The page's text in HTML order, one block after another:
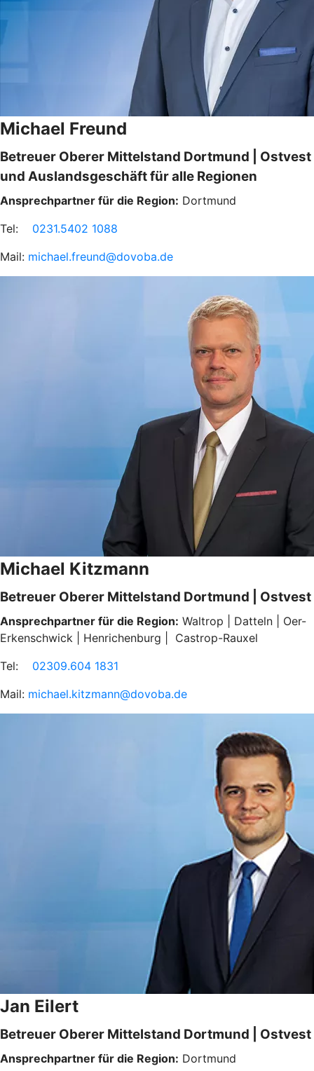
Michael Freund
Betreuer Oberer Mittelstand Dortmund | Ostvest
und Auslandsgeschäft für alle Regionen
Ansprechpartner für die Region: Dortmund
Tel: 0231.5402 1088
Mail: michael.freund@dovoba.de
Michael Kitzmann
Betreuer Oberer Mittelstand Dortmund | Ostvest
Ansprechpartner für die Region: Waltrop | Datteln | Oer-
Erkenschwick | Henrichenburg | Castrop-Rauxel
Tel: 02309.604 1831
Mail: michael.kitzmann@dovoba.de
Jan Eilert
Betreuer Oberer Mittelstand Dortmund | Ostvest
Ansprechpartner für die Region: Dortmund